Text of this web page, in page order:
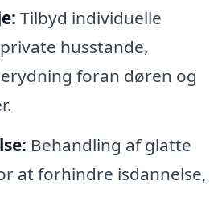
Tilbyd individuelle
husstande,
foran døren og
Behandling af glatte
at forhindre isdannelse,